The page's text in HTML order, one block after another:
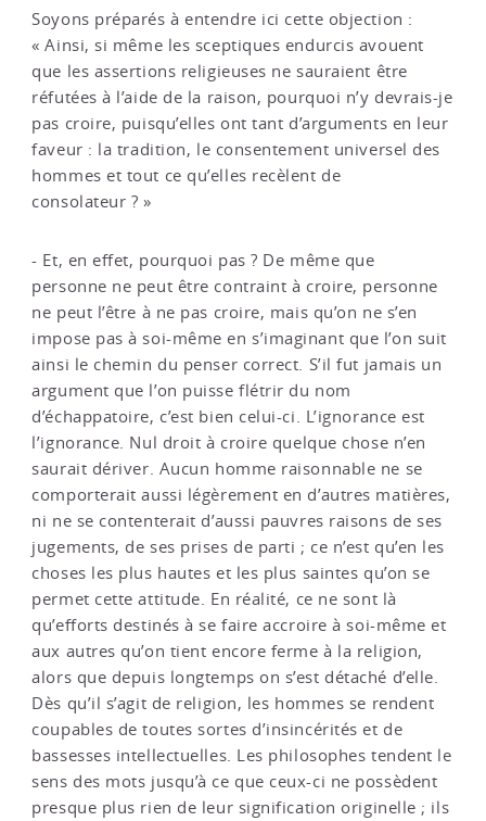
Soyons préparés à entendre ici cette objection :
« Ainsi, si même les sceptiques endurcis avouent
que les assertions religieuses ne sauraient être
réfutées à l’aide de la raison, pourquoi n’y devrais-je
pas croire, puisqu’elles ont tant d’arguments en leur
faveur : la tradition, le consentement universel des
hommes et tout ce qu’elles recèlent de
consolateur ? »
- Et, en effet, pourquoi pas ? De même que
personne ne peut être contraint à croire, personne
ne peut l’être à ne pas croire, mais qu’on ne s’en
impose pas à soi-même en s’imaginant que l’on suit
ainsi le chemin du penser correct. S’il fut jamais un
argument que l’on puisse flétrir du nom
d’échappatoire, c’est bien celui-ci. L’ignorance est
l’ignorance. Nul droit à croire quelque chose n’en
saurait dériver. Aucun homme raisonnable ne se
comporterait aussi légèrement en d’autres matières,
ni ne se contenterait d’aussi pauvres raisons de ses
jugements, de ses prises de parti ; ce n’est qu’en les
choses les plus hautes et les plus saintes qu’on se
permet cette attitude. En réalité, ce ne sont là
qu’efforts destinés à se faire accroire à soi-même et
aux autres qu’on tient encore ferme à la religion,
alors que depuis longtemps on s’est détaché d’elle.
Dès qu’il s’agit de religion, les hommes se rendent
coupables de toutes sortes d’insincérités et de
bassesses intellectuelles. Les philosophes tendent le
sens des mots jusqu’à ce que ceux-ci ne possèdent
presque plus rien de leur signification originelle ; ils